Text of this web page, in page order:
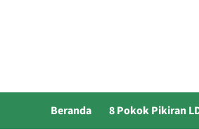
Beranda 8 Pokok Pikiran